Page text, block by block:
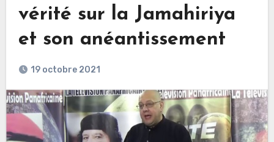
vérité sur la Jamahiriya
et son anéantissement
19 octobre 2021